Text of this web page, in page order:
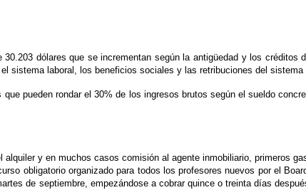
dólares que se incrementan según la antigüedad y los créditos
sistema laboral, los beneficios sociales y las retribuciones del sistema
pueden rondar el 30% de los ingresos brutos según el sueldo
y en muchos casos comisión al agente inmobiliario, primeros
obligatorio organizado para todos los profesores nuevos por el
de septiembre, empezándose a cobrar quince o treinta días